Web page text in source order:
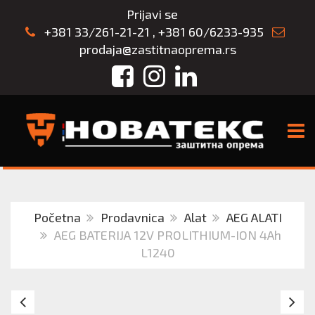
Prijavi se
+381 33/261-21-21 , +381 60/6233-935
prodaja@zastitnaoprema.rs
FacebookInstagram
LinkedIn
Početna Prodavnica Alat
AEG ALATI
AEG BATERIJA 12V PROLITHIUM-ION 4Ah
L1240
AEG